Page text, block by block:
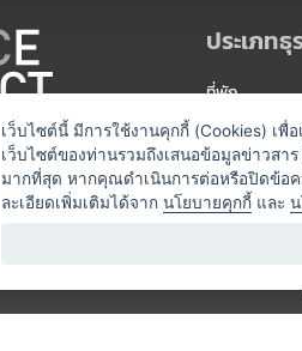
ประเภท
ที่พัก
สถานที่จัดงาน
ท่องเที่ยว / นำ
ออแกไนเซอร์
บริการสำหรั
เว็บไซต์นี้ มีการใช้งานคุกกี้ (Cookies) เ
เว็บไซต์ของท่านรวมถึงเสนอข้อมูลข่าวส
มากที่สุด หากคุณดำเนินการต่อหรือปิดข้อ
ละเอียดเพิ่มเติมได้จาก นโยบายคุกกี้ และ